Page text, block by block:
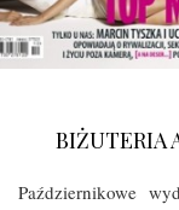
BIŻUTERIA
Październikowe